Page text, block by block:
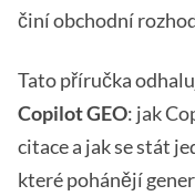
činí obchodní
Tato příručka
Copilot GEO: jak
citace a jak se stát
které pohánějí